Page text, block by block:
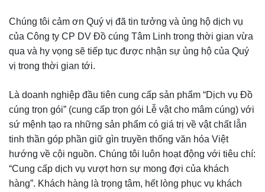
Chúng tôi cảm ơn Quý vị đã tin tưởng và ủng hộ dịch vụ
của Công ty CP DV Đồ cúng Tâm Linh trong thời gian vừa
qua và hy vọng sẽ tiếp tục được nhận sự ủng hộ của Quý
vị trong thời gian tới.
Là doanh nghiệp đầu tiên cung cấp sản phẩm “Dịch vụ Đồ
cúng trọn gói” (cung cấp trọn gói Lễ vật cho mâm cúng) với
sứ mệnh tạo ra những sản phẩm có giá trị về vật chất lẫn
tinh thần góp phần giữ gìn truyền thống văn hóa Việt
hướng về cội nguồn. Chúng tôi luôn hoạt động với tiêu chí:
“Cung cấp dịch vụ vượt hơn sự mong đợi của khách
hàng”. Khách hàng là trọng tâm, hết lòng phục vụ khách